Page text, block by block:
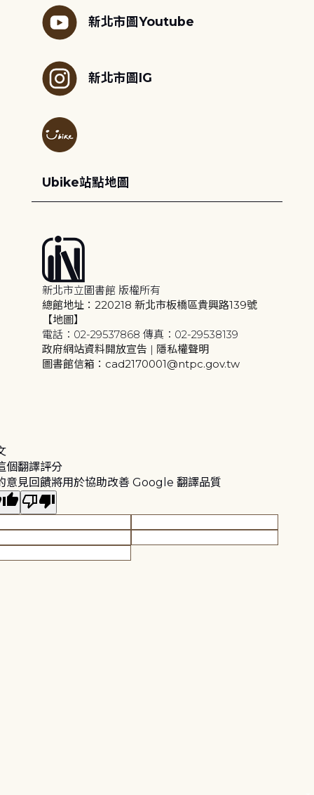
新北市圖Youtube
新北市圖IG
Ubike站點地圖
新北市立圖書館 版權所有
總館地址：220218 新北市板橋區貴興路139號
【地圖】
電話：02-29537868 傳真：02-29538139
政府網站資料開放宣告 | 隱私權聲明
圖書館信箱：cad2170001@ntpc.gov.tw
個翻譯評分
意見回饋將用於協助改善 Google 翻譯品質